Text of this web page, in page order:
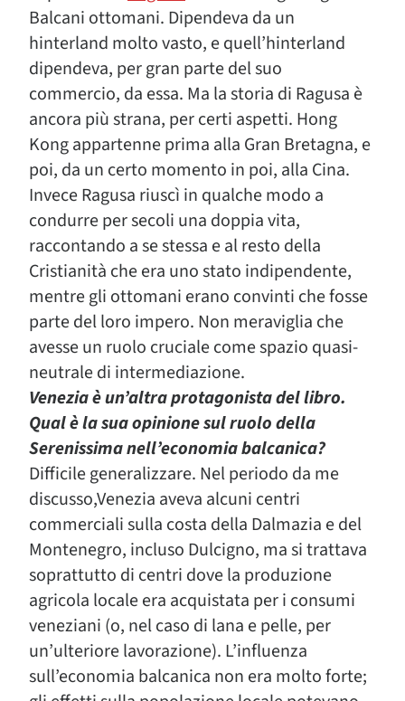
Balcani ottomani. Dipendeva da un
hinterland molto vasto, e quell’hinterland
dipendeva, per gran parte del suo
commercio, da essa. Ma la storia di Ragusa è
ancora più strana, per certi aspetti. Hong
Kong appartenne prima alla Gran Bretagna, e
poi, da un certo momento in poi, alla Cina.
Invece Ragusa riuscì in qualche modo a
condurre per secoli una doppia vita,
raccontando a se stessa e al resto della
Cristianità che era uno stato indipendente,
mentre gli ottomani erano convinti che fosse
parte del loro impero. Non meraviglia che
avesse un ruolo cruciale come spazio quasi-
neutrale di intermediazione.
Venezia è un’altra protagonista del libro.
Qual è la sua opinione sul ruolo della
Serenissima nell’economia balcanica?
Difficile generalizzare. Nel periodo da me
discusso,Venezia aveva alcuni centri
commerciali sulla costa della Dalmazia e del
Montenegro, incluso Dulcigno, ma si trattava
soprattutto di centri dove la produzione
agricola locale era acquistata per i consumi
veneziani (o, nel caso di lana e pelle, per
un’ulteriore lavorazione). L’influenza
sull’economia balcanica non era molto forte;